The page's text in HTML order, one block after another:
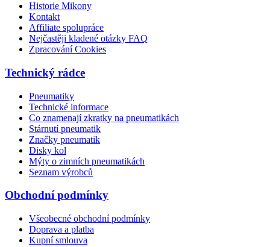
Historie Mikony
Kontakt
Affiliate spolupráce
Nejčastěji kladené otázky FAQ
Zpracování Cookies
Technický rádce
Pneumatiky
Technické informace
Co znamenají zkratky na pneumatikách
Stárnutí pneumatik
Značky pneumatik
Disky kol
Mýty o zimních pneumatikách
Seznam výrobců
Obchodní podmínky
Všeobecné obchodní podmínky
Doprava a platba
Kupní smlouva